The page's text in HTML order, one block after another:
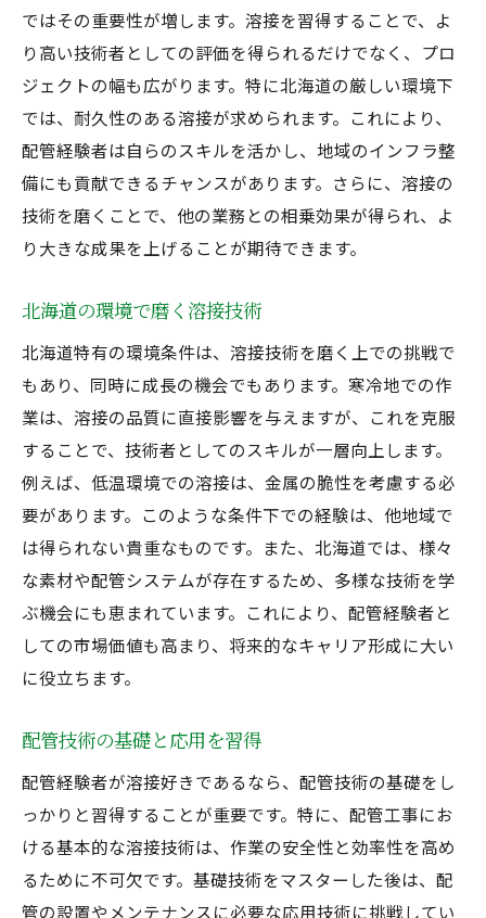
ではその重要性が増します。溶接を習得することで、よ
り高い技術者としての評価を得られるだけでなく、プロ
ジェクトの幅も広がります。特に北海道の厳しい環境下
では、耐久性のある溶接が求められます。これにより、
配管経験者は自らのスキルを活かし、地域のインフラ整
備にも貢献できるチャンスがあります。さらに、溶接の
技術を磨くことで、他の業務との相乗効果が得られ、よ
り大きな成果を上げることが期待できます。
北海道の環境で磨く溶接技術
北海道特有の環境条件は、溶接技術を磨く上での挑戦で
もあり、同時に成長の機会でもあります。寒冷地での作
業は、溶接の品質に直接影響を与えますが、これを克服
することで、技術者としてのスキルが一層向上します。
例えば、低温環境での溶接は、金属の脆性を考慮する必
要があります。このような条件下での経験は、他地域で
は得られない貴重なものです。また、北海道では、様々
な素材や配管システムが存在するため、多様な技術を学
ぶ機会にも恵まれています。これにより、配管経験者と
しての市場価値も高まり、将来的なキャリア形成に大い
に役立ちます。
配管技術の基礎と応用を習得
配管経験者が溶接好きであるなら、配管技術の基礎をし
っかりと習得することが重要です。特に、配管工事にお
ける基本的な溶接技術は、作業の安全性と効率性を高め
るために不可欠です。基礎技術をマスターした後は、配
管の設置やメンテナンスに必要な応用技術に挑戦してい